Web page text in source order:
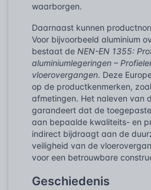
waarborgen.
Daarnaast kunnen
Voor bijvoorbeeld aluminium
bestaat de NEN-EN 1355:
aluminiumlegeringen –
vloerovergangen. Deze
op de productkenmerken,
afmetingen. Het naleven van
garandeert dat de
aan bepaalde kwaliteits- en
indirect bijdraagt aan de
veiligheid van de
voor een betrouwbare
Geschiedenis